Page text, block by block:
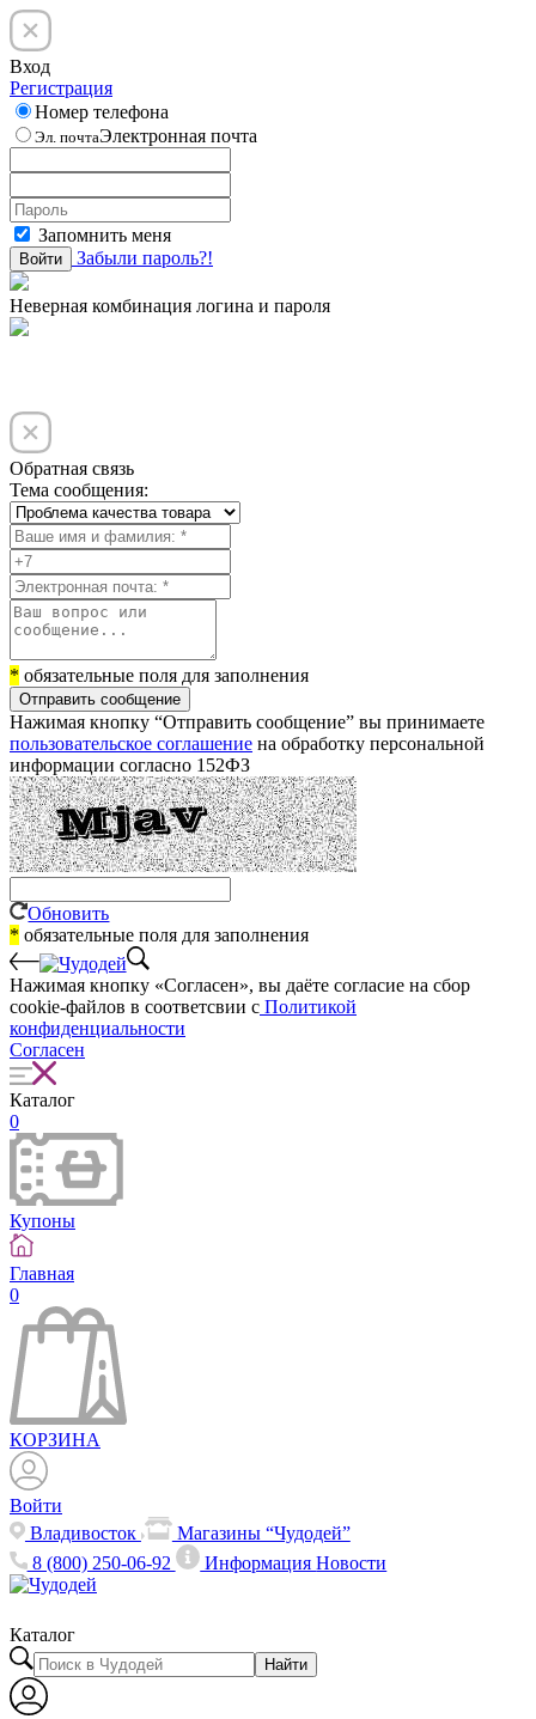
Вход
Регистрация
Номер телефона
Эл. почтаЭлектронная почта
Запомнить меня
Войти Забыли пароль?!
Неверная комбинация логина и пароля
Обратная связь
Тема сообщения:
* обязательные поля для заполнения
Отправить сообщение
Нажимая кнопку “Отправить сообщение” вы принимаете
пользовательское соглашение на обработку персональной
информации согласно 152ФЗ
Обновить
* обязательные поля для заполнения
Нажимая кнопку «Согласен», вы даёте cогласие на сбор
cookie-файлов в соответсвии с Политикой
конфиденциальности
Согласен
Каталог
0
Купоны
Главная
0
КОРЗИНА
Войти
Владивосток
Магазины “Чудодей”
8 (800) 250-06-92
ИнформацияНовости
Каталог
Найти